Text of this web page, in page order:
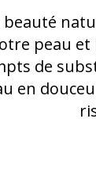
peau
de
en